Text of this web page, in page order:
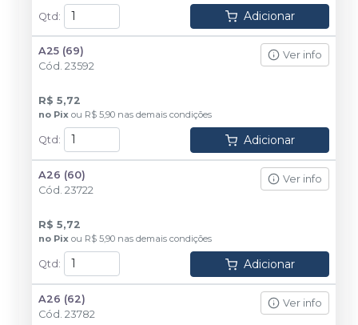
Qtd: Adicionar
A25 (69)
Cód. 23592
Ver info
R$ 5,72
no Pix ou R$ 5,90 nas demais condições
Qtd : Adicionar
A26 (60)
Cód. 23722
Ver info
R$ 5,72
no Pix ou R$ 5,90 nas demais condições
Qtd : Adicionar
A26 (62)
Cód. 23782
Ver info